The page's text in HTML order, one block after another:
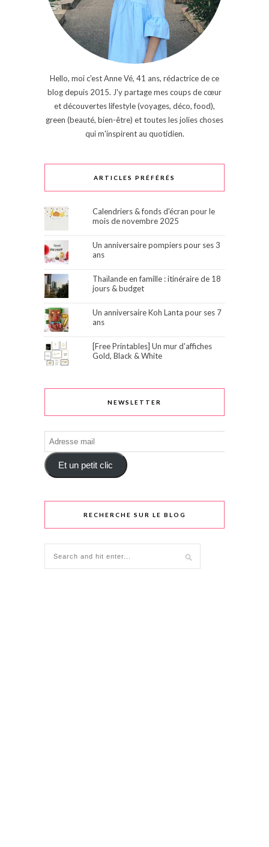
Hello, moi c'est Anne Vé, 41 ans, rédactrice de ce
blog depuis 2015. J'y partage mes coups de cœur
et découvertes lifestyle (voyages, déco, food),
green (beauté, bien-être) et toutes les jolies choses
qui m'inspirent au quotidien.
ARTICLES PRÉFÉRÉS
Calendriers & fonds d'écran pour le
mois de novembre 2025
Un anniversaire pompiers pour ses 3
ans
Thaïlande en famille : itinéraire de 18
jours & budget
Un anniversaire Koh Lanta pour ses 7
ans
[Free Printables] Un mur d'affiches
Gold, Black & White
NEWSLETTER
Adresse
mail
Et un petit clic
RECHERCHE SUR LE BLOG